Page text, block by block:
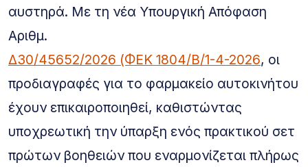
αυστηρά. Με τη νέα Υπουργική Απόφαση
Αριθμ.
Δ30/45652/2026 (ΦΕΚ 1804/Β/1-4-2026, οι
προδιαγραφές για το φαρμακείο αυτοκινήτου
έχουν επικαιροποιηθεί, καθιστώντας
υποχρεωτική την ύπαρξη ενός πρακτικού σετ
πρώτων βοηθειών που εναρμονίζεται πλήρως